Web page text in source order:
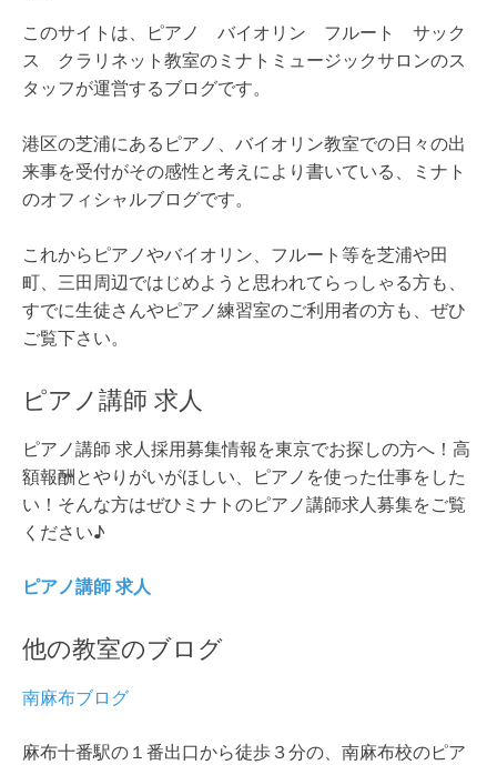
このサイトは、ピアノ バイオリン フルート サック
ス クラリネット教室のミナトミュージックサロンのス
タッフが運営するブログです。
港区の芝浦にあるピアノ、バイオリン教室での日々の出
来事を受付がその感性と考えにより書いている、ミナト
のオフィシャルブログです。
これからピアノやバイオリン、フルート等を芝浦や田
町、三田周辺ではじめようと思われてらっしゃる方も、
すでに生徒さんやピアノ練習室のご利用者の方も、ぜひ
ご覧下さい。
ピアノ講師 求人
ピアノ講師 求人採用募集情報を東京でお探しの方へ！高
額報酬とやりがいがほしい、ピアノを使った仕事をした
い！そんな方はぜひミナトのピアノ講師求人募集をご覧
ください♪
ピアノ講師 求人
他の教室のブログ
南麻布ブログ
麻布十番駅の１番出口から徒歩３分の、南麻布校のピア